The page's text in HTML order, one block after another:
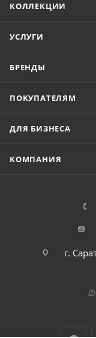
КОЛЛЕКЦИИ
УСЛУГИ
БРЕНДЫ
ПОКУПАТЕЛЯМ
ДЛЯ БИЗНЕСА
КОМПАНИЯ
г.